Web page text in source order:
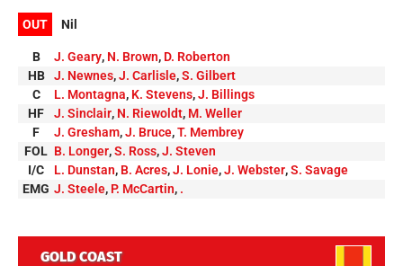
OUT Nil
B J. Geary, N. Brown, D. Roberton
HB
J. Newnes,J. Carlisle,S. Gilbert
C
L. Montagna, K. Stevens,J. Billings
HF
J. Sinclair, N. Riewoldt, M. Weller
F
J. Gresham,J. Bruce,T. Membrey
FOL B. Longer,S. Ross,J. Steven
I/C
L. Dunstan, B. Acres,J. Lonie,J. Webster,S. Savage
EMG J. Steele, P. McCartin, .
GOLD COAST